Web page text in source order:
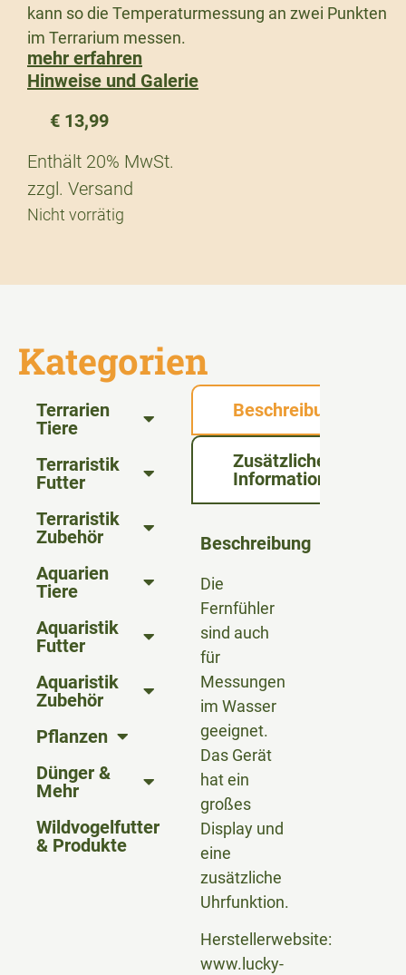
kann so die Temperaturmessung an zwei Punkten
im Terrarium messen.
mehr erfahren
Hinweise und Galerie
€ 13,99
Enthält 20% MwSt.
zzgl. Versand
Nicht vorrätig
Kategorien
Terrarien
Tiere
Terraristik
Futter
Terraristik
Zubehör
Aquarien
Tiere
Aquaristik
Futter
Aquaristik
Zubehör
Pflanzen
Dünger &
Mehr
Wildvogelfutter
& Produkte
Beschreibung
Zusätzliche
Informationen
Beschreibung
Die
Fernfühler
sind auch
für
Messungen
im Wasser
geeignet.
Das Gerät
hat ein
großes
Display und
eine
zusätzliche
Uhrfunktion.
Herstellerwebsite:
www.lucky-